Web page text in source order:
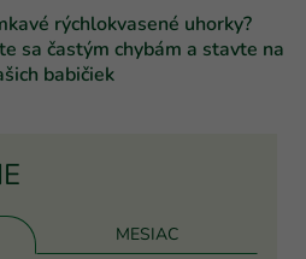
rýchlokvasené uhorky?
sa častým chybám a stavte na
babičiek
MESIAC